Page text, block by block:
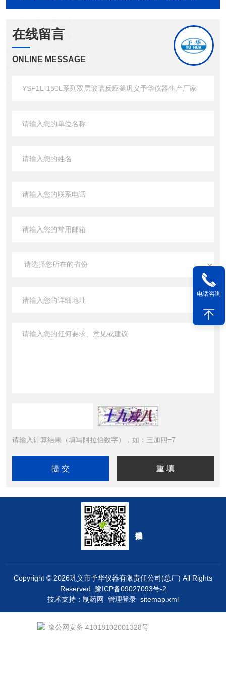
在线留言
ONLINE MESSAGE
请输入计算结果（填写阿拉伯数字），如：三加四=7
Copyright © 2026巩义市予华仪器有限责任公司(总厂) All Rights
Reserved 豫ICP备09027093号-2
技术支持： 制药网 管理登录 sitemap.xml
电话咨询
豫公网安备 41018102001328号